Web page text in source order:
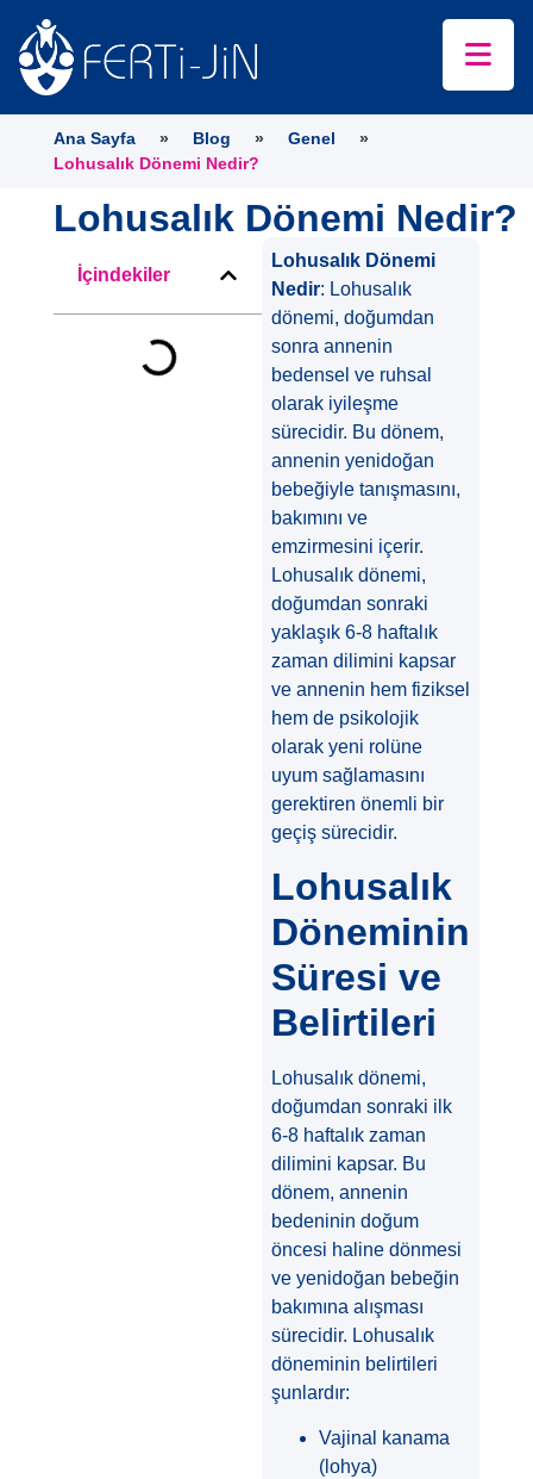
Ana Sayfa » Blog » Genel
»
Lohusalık Dönemi Nedir?
Lohusalık Dönemi Nedir?
İçindekiler
Lohusalık Dönemi
Nedir: Lohusalık
dönemi, doğumdan
sonra annenin
bedensel ve ruhsal
olarak iyileşme
sürecidir. Bu dönem,
annenin yenidoğan
bebeğiyle tanışmasını,
bakımını ve
emzirmesini içerir.
Lohusalık dönemi,
doğumdan sonraki
yaklaşık 6-8 haftalık
zaman dilimini kapsar
ve annenin hem fiziksel
hem de psikolojik
olarak yeni rolüne
uyum sağlamasını
gerektiren önemli bir
geçiş sürecidir.
Lohusalık
Döneminin
Süresi ve
Belirtileri
Lohusalık dönemi,
doğumdan sonraki ilk
6-8 haftalık zaman
dilimini kapsar. Bu
dönem, annenin
bedeninin doğum
öncesi haline dönmesi
ve yenidoğan bebeğin
bakımına alışması
sürecidir. Lohusalık
döneminin belirtileri
şunlardır:
Vajinal kanama
(lohya)